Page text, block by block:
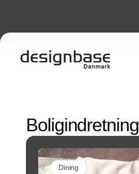
Boligindretning
Dining